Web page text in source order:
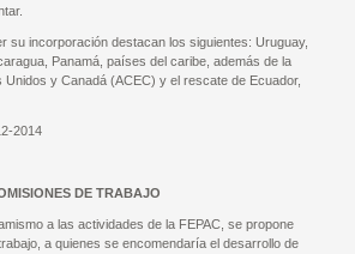
su incorporación destacan los siguientes: Uruguay,
Panamá, países del caribe, además de la
y Canadá (ACEC) y el rescate de Ecuador,
2014
DE TRABAJO
a las actividades de la FEPAC, se propone
a quienes se encomendaría el desarrollo de